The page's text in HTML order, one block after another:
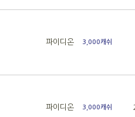
파이디온 3,000캐쉬
파이디온 3,000캐쉬